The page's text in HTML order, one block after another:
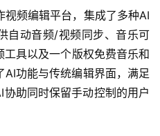
频编辑平台，集成了多种AI
自动音频/视频同步、音乐可
具以及一个版权免费音乐和
功能与传统编辑界面，满足
助同时保留手动控制的用户